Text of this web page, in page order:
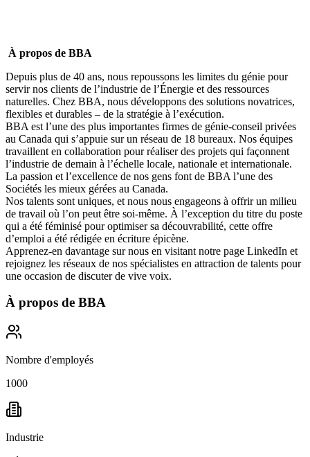
À propos de BBA
Depuis plus de 40 ans, nous repoussons les limites du génie pour
servir nos clients de l’industrie de l’Énergie et des ressources
naturelles. Chez BBA, nous développons des solutions novatrices,
flexibles et durables – de la stratégie à l’exécution.
BBA est l’une des plus importantes firmes de génie-conseil privées
au Canada qui s’appuie sur un réseau de 18 bureaux. Nos équipes
travaillent en collaboration pour réaliser des projets qui façonnent
l’industrie de demain à l’échelle locale, nationale et internationale.
La passion et l’excellence de nos gens font de BBA l’une des
Sociétés les mieux gérées au Canada.
Nos talents sont uniques, et nous nous engageons à offrirun milieu
de travail où l’on peut être soi-même. À l’exception du titre du poste
qui a été féminisé pour optimiser sa découvrabilité, cette offre
d’emploi a été rédigée en écriture épicène.
Apprenez-en davantage sur nous en visitant notre page LinkedIn et
rejoignez les réseaux de nos spécialistes en attraction de talents pour
une occasion de discuter de vive voix.
À propos de BBA
Nombre d'employés
1000
Industrie